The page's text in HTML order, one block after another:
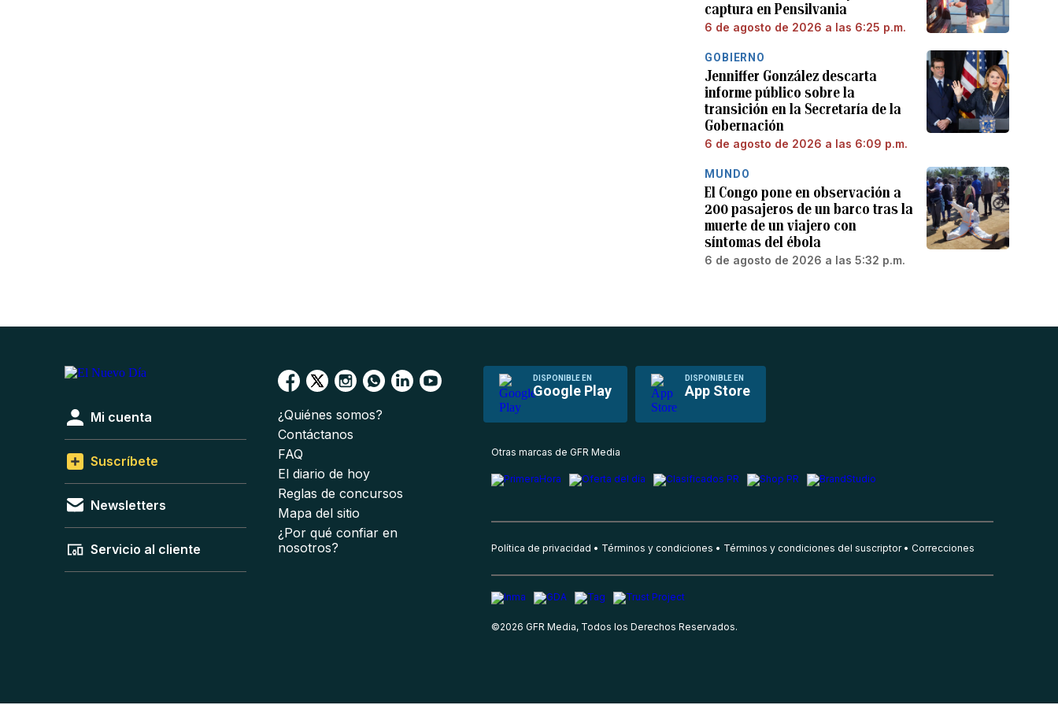
captura en Pensilvania
6 de agosto de 2026 a las 6:25 p.m.
GOBIERNO
Jenniffer González descarta
informe público sobre la
transición en la Secretaría de la
Gobernación
6 de agosto de 2026 a las 6:09 p.m.
MUNDO
El Congo pone en observación a
200 pasajeros de un barco tras la
muerte de un viajero con
síntomas del ébola
6 de agosto de 2026 a las 5:32 p.m.
DISPONIBLE EN
Google Play
DISPONIBLE EN
App Store
Mi cuenta
Suscríbete
Newsletters
Servicio al cliente
¿Quiénes somos?
Contáctanos
FAQ
El diario de hoy
Reglas de concursos
Mapa del sitio
¿Por qué confiar en
nosotros?
Otras marcas de GFR Media
Política de privacidad Términos y condiciones Términos y condiciones del suscriptor Correcciones
©2026 GFR Media, Todos los Derechos Reservados.